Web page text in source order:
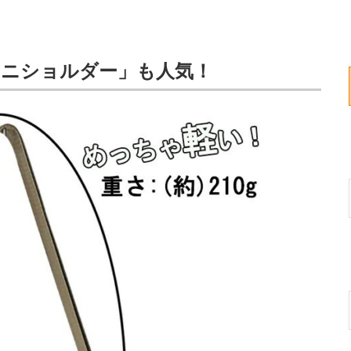
ショルダー」も人気！